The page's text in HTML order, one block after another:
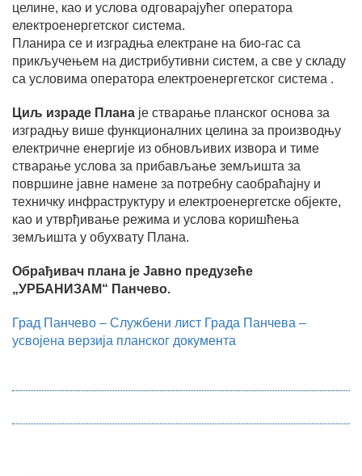
целине, као и услова одговарајућег оператора
електроенергетског система.
Планира се и изградња електране на био-гас са
прикључењем на дистрибутивни систем, а све у складу
са условима оператора електроенергетског система .
Циљ израде Плана је стварање планског основа за
изградњу више функционалних целина за производњу
електричне енергије из обновљивих извора и тиме
стварање услова за прибављање земљишта за
површине јавне намене за потребну саобраћајну и
техничку инфраструктуру и електроенергетске објекте,
као и утврђивање режима и услова коришћења
земљишта у обухвату Плана.
Обрађивач плана је Јавно предузеће
„УРБАНИЗАМ“ Панчево.
Град Панчево – Службени лист Града Панчева –
усвојена верзија планског документа